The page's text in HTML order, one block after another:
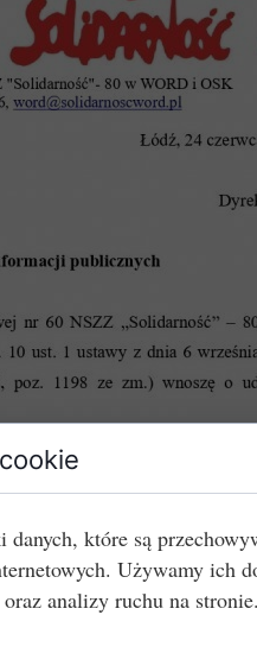
danych, które są
Używamy ich
analizy ruchu na stronie.